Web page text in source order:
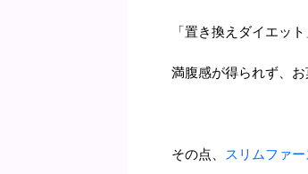
「置き換えダイエッ
満腹感が得られず、
その点、 スリムファー